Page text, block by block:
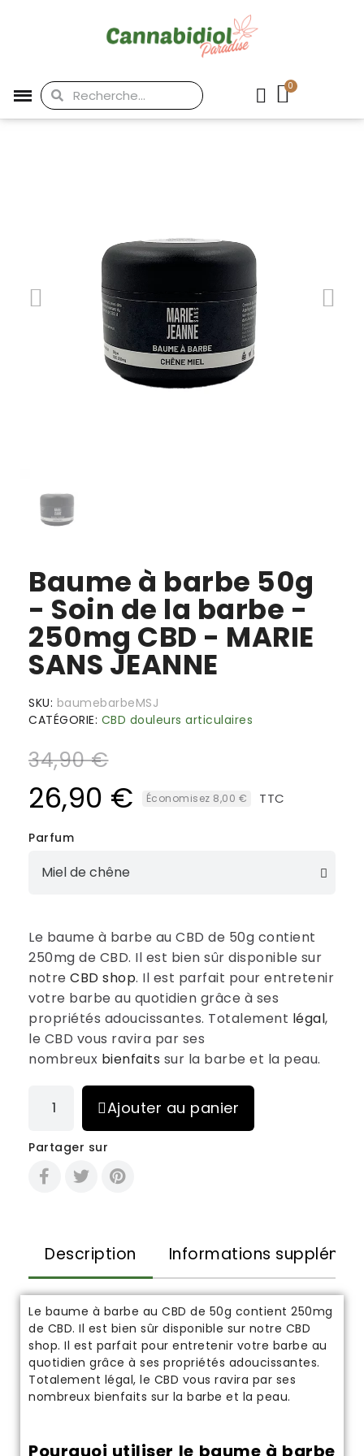
Baume à barbe 50g
- Soin de la barbe -
250mg CBD - MARIE
SANS JEANNE
SKU baumebarbeMSJ
CATÉGORIE CBD douleurs articulaires
34,90 €
26,90 € Économisez 8,00 € TTC
Parfum
Le baume à barbe au CBD de 50g contient
250mg de CBD. Il est bien sûr disponible sur
notre CBD shop. Il est parfait pour entretenir
votre barbe au quotidien grâce à ses
propriétés adoucissantes. Totalement légal,
le CBD vous ravira par ses
nombreux bienfaits sur la barbe et la peau.
Ajouter au panier
Partager sur
Description Informations
Le baume à barbe au CBD de 50g contient 250mg
de CBD. Il est bien sûr disponible sur notre CBD
shop. Il est parfait pour entretenir votre barbe au
quotidien grâce à ses propriétés adoucissantes.
Totalement légal, le CBD vous ravira par ses
nombreux bienfaits sur la barbe et la peau.
Pourquoi utiliser le baume à barbe